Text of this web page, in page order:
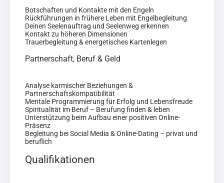
Botschaften und Kontakte mit den Engeln
Rückführungen in frühere Leben mit Engelbegleitung
Deinen Seelenauftrag und Seelenweg erkennen
Kontakt zu höheren Dimensionen
Trauerbegleitung & energetisches Kartenlegen
Partnerschaft, Beruf & Geld
Analyse karmischer Beziehungen &
Partnerschaftskompatibilität
Mentale Programmierung für Erfolg und Lebensfreude
Spiritualität im Beruf – Berufung finden & leben
Unterstützung beim Aufbau einer positiven Online-
Präsenz
Begleitung bei Social Media & Online-Dating – privat und
beruflich
Qualifikationen